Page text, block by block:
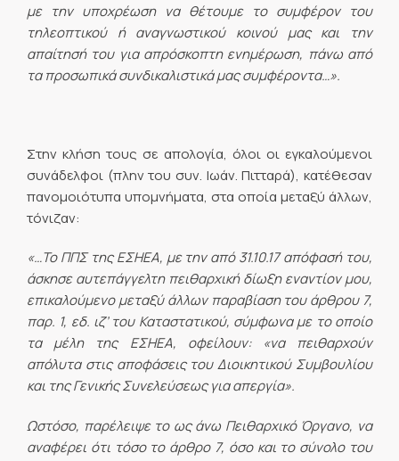
με την υποχρέωση να θέτουμε το συμφέρον του
τηλεοπτικού ή αναγνωστικού κοινού μας και την
απαίτησή του για απρόσκοπτη ενημέρωση, πάνω από
τα προσωπικά συνδικαλιστικά μας συμφέροντα…».
Στην κλήση τους σε απολογία, όλοι οι εγκαλούμενοι
συνάδελφοι (πλην του συν. Ιωάν. Πιτταρά), κατέθεσαν
πανομοιότυπα υπομνήματα, στα οποία μεταξύ άλλων,
τόνιζαν:
«…Το ΠΠΣ της ΕΣΗΕΑ, με την από 31.10.17 απόφασή του,
άσκησε αυτεπάγγελτη πειθαρχική δίωξη εναντίον μου,
επικαλούμενο μεταξύ άλλων παραβίαση του άρθρου 7,
παρ. 1, εδ. ιζ’ του Καταστατικού, σύμφωνα με το οποίο
τα μέλη της ΕΣΗΕΑ, οφείλουν: «να πειθαρχούν
απόλυτα στις αποφάσεις του Διοικητικού Συμβουλίου
και της Γενικής Συνελεύσεως για απεργία».
Ωστόσο, παρέλειψε το ως άνω Πειθαρχικό Όργανο, να
αναφέρει ότι τόσο το άρθρο 7, όσο και το σύνολο του